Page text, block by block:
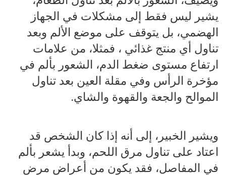
يشير ليس فقط إلى مشكلات في الجهاز
الهضمي، بل يتوقف على موضع الألم وبعد
تناول أي منتج غذائي ، فمثلا، من علامات
ارتفاع مستوى ضغط الدم، الشعور بألم في
مؤخرة الرأس وفي مقلة العين بعد تناول
الموالح والجعة والقهوة والشاي.
ويشير الخبير، إلى أنه إذا كان الشخص قد
اعتاد على تناول مرق اللحم، وبدأ يشعر بألم
في المفاصل، فقد يكون من أعراض مرض